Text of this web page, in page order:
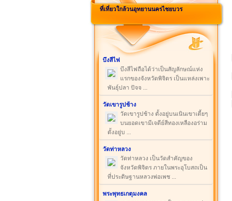
ที่เที่ยวใกล้วนอุทยานนครไชยบวร
บึงสีไฟ
บึงสีไฟถือได้ว่าเป็นสัญลักษณ์แห่ง
แรกของจังหวัดพิจิตร เป็นแหล่งเพาะ
พันธุ์ปลา ปัจจ ...
วัดเขารูปช้าง
วัดเขารูปช้าง ตั้งอยู่บนเนินเขาเตี้ยๆ
บนยอดเขามีเจดีย์สีทองเหลืองอร่าม
ตั้งอยู่บ ...
วัดท่าหลวง
วัดท่าหลวง เป็นวัดสำคัญของ
จังหวัดพิจิตร ภายในพระอุโบสถเป็น
ที่ประดิษฐานหลวงพ่อเพช ...
พระพุทธเกตุมงคล